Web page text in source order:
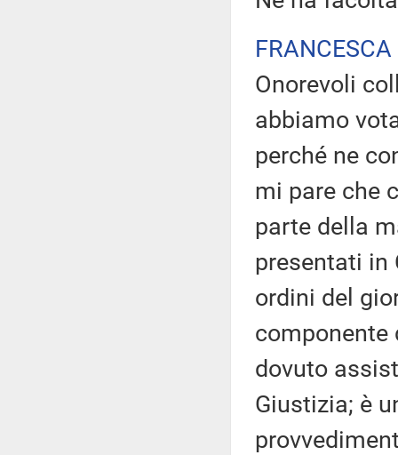
Onorevoli
abbiamo
perché ne
mi pare che
parte della
presentati in
ordini del
componente
dovuto
Giustizia; è